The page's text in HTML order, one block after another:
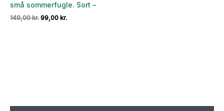
små sommerfugle. Sort –
149,00kr. Den
99,00 kr.Den